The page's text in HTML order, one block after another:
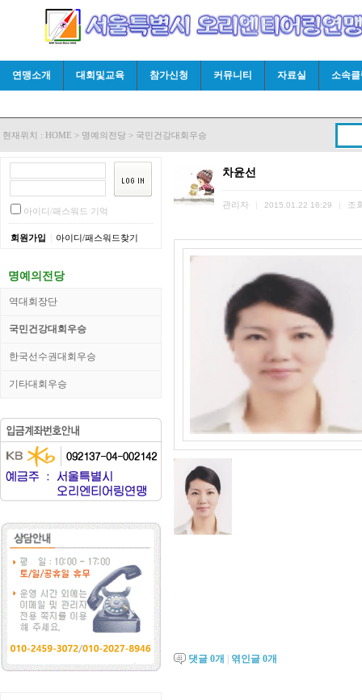
연맹소개 대회및교육 참가신청 커뮤니티 자료실 소속
현재위치 : HOME > 명예의전당 > 국민건강대회우승
아이디/패스워드 기억
회원가입 아이디/패스워드찾기
명예의전당
역대회장단
국민건강대회우승
한국선수권대회우승
기타대회우승
차윤선
관리자 2015.01.22 16:29 조
댓글 0개 엮인글 0개